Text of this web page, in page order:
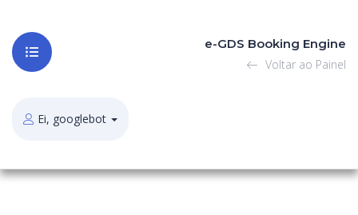
e-GDS Booking Engine
Voltar ao Painel
Ei, googlebot